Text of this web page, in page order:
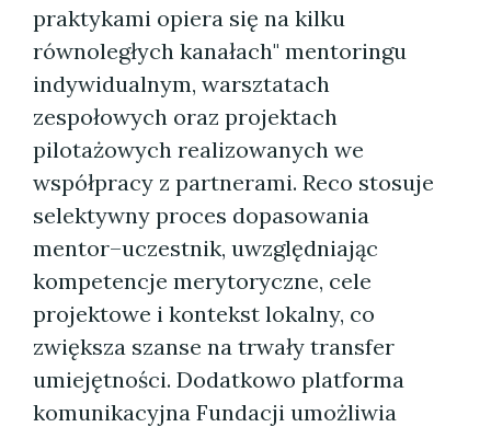
praktykami opiera się na kilku
równoległych kanałach" mentoringu
indywidualnym, warsztatach
zespołowych oraz projektach
pilotażowych realizowanych we
współpracy z partnerami. Reco stosuje
selektywny proces dopasowania
mentor–uczestnik, uwzględniając
kompetencje merytoryczne, cele
projektowe i kontekst lokalny, co
zwiększa szanse na trwały transfer
umiejętności. Dodatkowo platforma
komunikacyjna Fundacji umożliwia